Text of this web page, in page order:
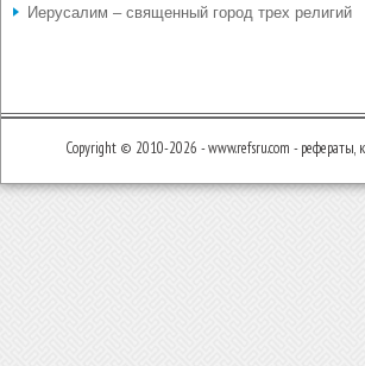
Иерусалим – священный город трех религий
Copyright © 2010-2026 - www.refsru.com - рефераты,